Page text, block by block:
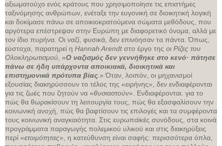
αξιωματούχο ενός κράτους που χρησιμοποίησε τις επιστήμες
ταξινόμησης ανθρώπων, ενέταξε την ευγονική σε διοικητική λογική
και δοκίμασε πάνω σε αποικιοκρατούμενα σώματα μεθόδους, που
αργότερα επέστρεψαν στην Ευρώπη με διαφορετικό όνομα, αλλά με
τον ίδιο πυρήνα. Οι ναζί, φυσικά, δεν επινόησαν τα πάντα. Όπως,
εύστοχα, παρατηρεί η Hannah Arendtστο έργο της οι Ρίζες του
Ολοκληρωτισμού, «Ο ναζισμός δεν γεννήθηκε στο κενό· πάτησε
πάνω σε ήδη υπάρχοντα αποικιακά, διοικητικά και
επιστημονικά πρότυπα βίας.» Όταν, λοιπόν, οι μηχανισμοί
εξουσίας διακηρύσσουν το τέλος της «ειρήνης», δεν ενδιαφέρονται
για τις ζωές που ζητούν να «θυσιαστούν». Ενδιαφέρονται. για το
πώς θα θωρακίσουν τη λειτουργία τους, πώς θα εξασφαλίσουν την
κοινωνική ανοχή, πώς θα βαφτίσουν τις επιλογές και τα συμφέροντα
τους κοινωνική αναγκαιότητα. Στις ευρωπαϊκές συνόδους, στα κοινά
προγράμματα παραγωγής πολεμικού υλικού και στις διακηρύξεις
περί «ετοιμότητας», η κατεύθυνση είναι σαφής: περισσότερα όπλα,